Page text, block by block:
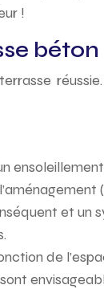
!
béton
et
de